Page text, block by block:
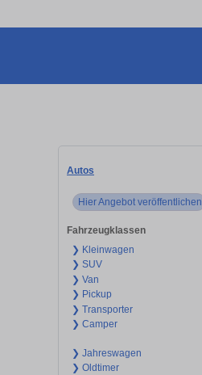
Autos
Hier Angebot veröffentlichen
Fahrzeugklassen
❯ Kleinwagen
❯ SUV
❯ Van
❯ Pickup
❯ Transporter
❯ Camper
❯ Jahreswagen
❯ Oldtimer